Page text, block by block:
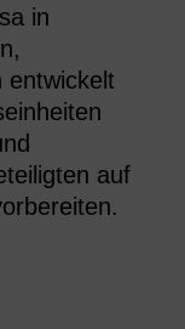
in
entwickelt
auf